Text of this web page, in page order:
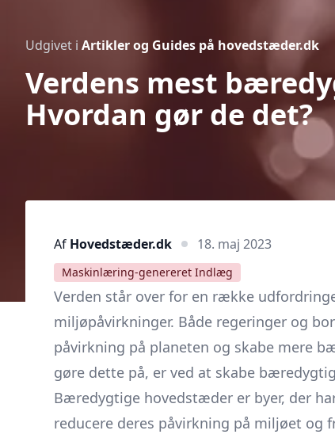
Udgivet i Artikler og Guides på hovedstæder.dk
Verdens mest
Hvordan gør de det?
Af Hovedstæder.dk 18. maj 2023
Maskinlæring-genereret Indlæg
Verden står over for en række
miljøpåvirkninger. Både regeringer og
påvirkning på planeten og skabe mere
gøre dette på, er ved at skabe
Bæredygtige hovedstæder er byer, der
reducere deres påvirkning på miljøet og